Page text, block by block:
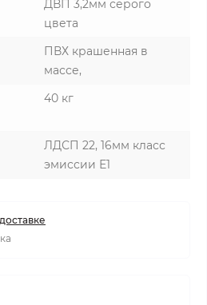
ДВП 3,2мм серого
цвета
ПВХ крашенная в
массе,
40 кг
ЛДСП 22, 16мм класс
эмиссии Е1